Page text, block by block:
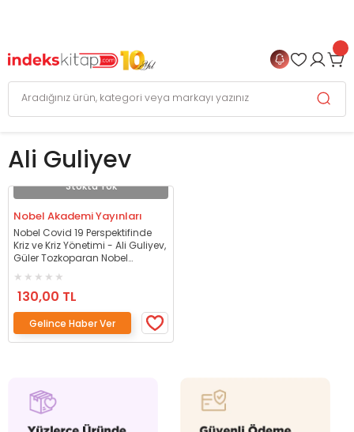
Ali Guliyev
Stokta Yok
Nobel Akademi Yayınları
Nobel Covid 19 Perspektifinde
Kriz ve Kriz Yönetimi - Ali Guliyev,
Güler Tozkoparan Nobel
130,00 TL
Gelince Haber Ver